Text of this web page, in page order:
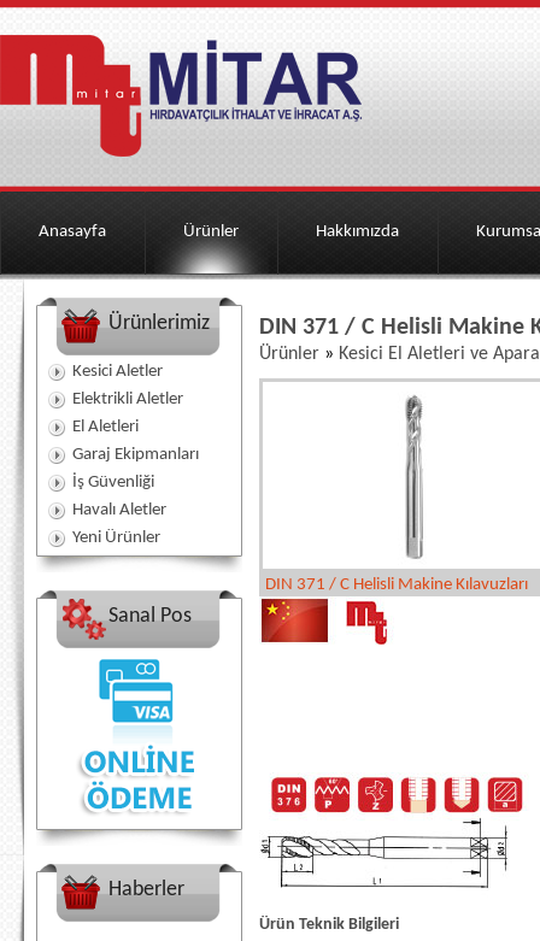
Anasayfa Ürünler Hakkımızda
Ürünlerimiz
Kesici Aletler
Elektrikli Aletler
El Aletleri
Garaj Ekipmanları
İş Güvenliği
Havalı Aletler
Yeni Ürünler
Sanal Pos
Haberler
DIN 371 / C Helisli Makine
Ürünler » Kesici El Aletleri ve
DIN 371 / C Helisli Makine Kılavuzları
Ürün Teknik Bilgileri